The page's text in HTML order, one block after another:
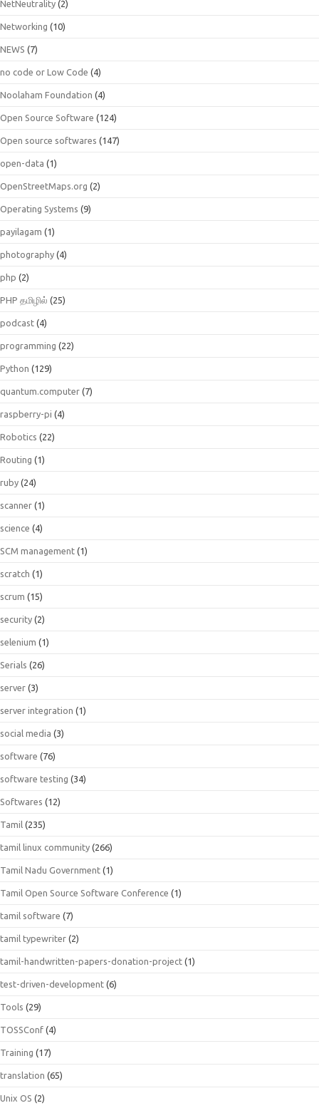
NetNeutrality (2)
Networking (10)
NEWS (7)
no code or Low Code (4)
Noolaham Foundation (4)
Open Source Software (124)
Open source softwares (147)
open-data (1)
OpenStreetMaps.org (2)
Operating Systems (9)
payilagam (1)
photography (4)
php (2)
PHP தமிழில் (25)
podcast (4)
programming (22)
Python (129)
quantum.computer (7)
raspberry-pi (4)
Robotics (22)
Routing (1)
ruby (24)
scanner (1)
science (4)
SCM management (1)
scratch (1)
scrum (15)
security (2)
selenium (1)
Serials (26)
server (3)
server integration (1)
social media (3)
software (76)
software testing (34)
Softwares (12)
Tamil (235)
tamil linux community (266)
Tamil Nadu Government (1)
Tamil Open Source Software Conference (1)
tamil software (7)
tamil typewriter (2)
tamil-handwritten-papers-donation-project (1)
test-driven-development (6)
Tools (29)
TOSSConf (4)
Training (17)
translation (65)
Unix OS (2)